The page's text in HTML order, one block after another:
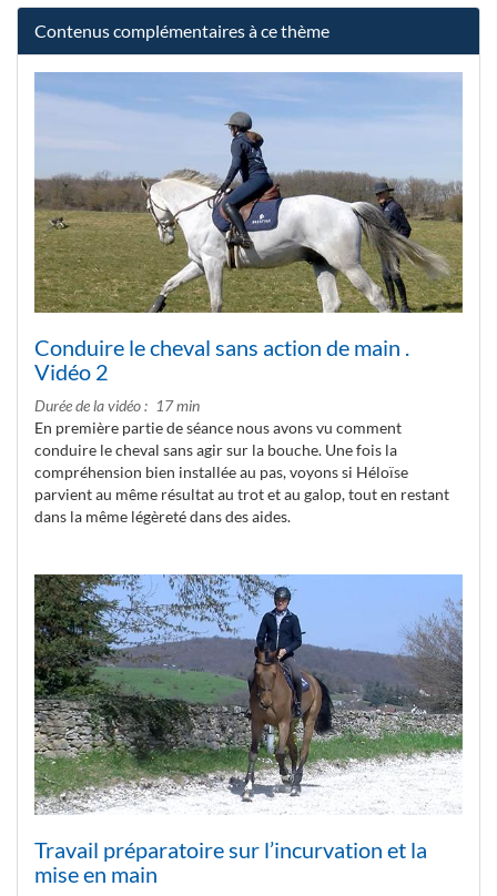
Contenus complémentaires à ce thème
Conduire le cheval sans action de main .
Vidéo 2
Durée de la vidéo
17 min
En première partie de séance nous avons vu comment
conduire le cheval sans agir sur la bouche. Une fois la
compréhension bien installée au pas, voyons si Héloïse
parvient au même résultat au trot et au galop, tout en restant
dans la même légèreté dans des aides.
Travail préparatoire sur l’incurvation et la
mise en main